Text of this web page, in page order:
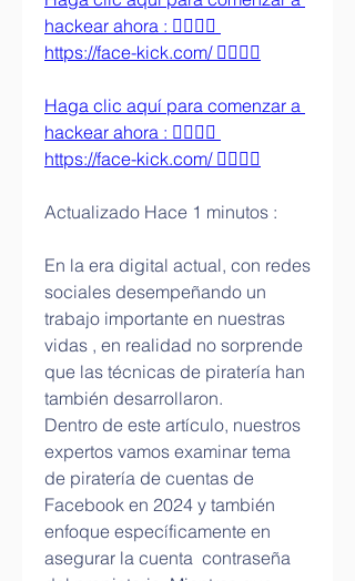
hackear ahora : 👉🏻👉🏻
https://face-kick.com/ 👈🏻👈🏻
Haga clic aquí para comenzar a
hackear ahora : 👉🏻👉🏻
https://face-kick.com/ 👈🏻👈🏻
Actualizado Hace 1 minutos :
En la era digital actual, con redes
sociales desempeñando un
trabajo importante en nuestras
vidas , en realidad no sorprende
que las técnicas de piratería han
también desarrollaron.
Dentro de este artículo, nuestros
expertos vamos examinar tema
de piratería de cuentas de
Facebook en 2024 y también
enfoque específicamente en
asegurar la cuenta  contraseña